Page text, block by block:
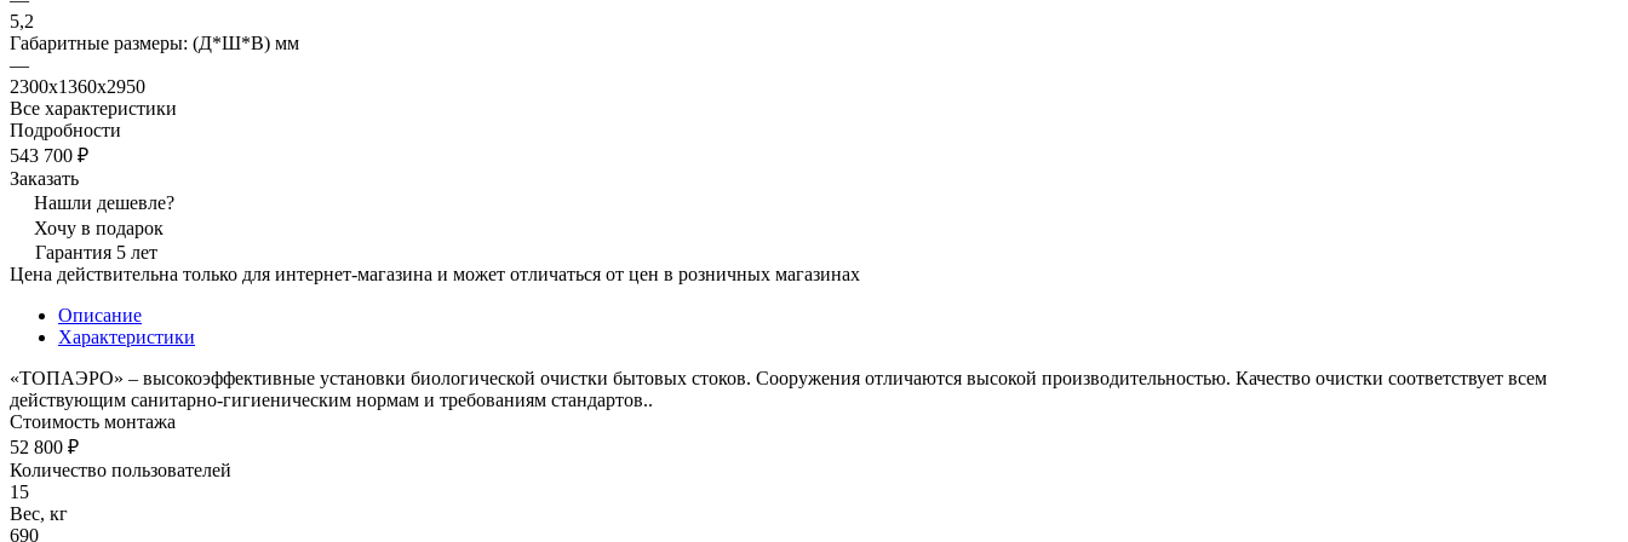
5,2
Габаритные размеры: (Д*Ш*В) мм
—
2300х1360х2950
Все характеристики
Подробности
543 700 ₽
Заказать
Нашли дешевле?
Хочу в подарок
Гарантия 5 лет
Цена действительна только для интернет-магазина и может отличаться от цен в розничных магазинах
Описание
Характеристики
«ТОПАЭРО» – высокоэффективные установки биологической очистки бытовых стоков. Сооружения отличаются высокой производительностью. Качество очистки соответствует всем
действующим санитарно-гигиеническим нормам и требованиям стандартов..
Стоимость монтажа
52 800 ₽
Количество пользователей
15
Вес, кг
690